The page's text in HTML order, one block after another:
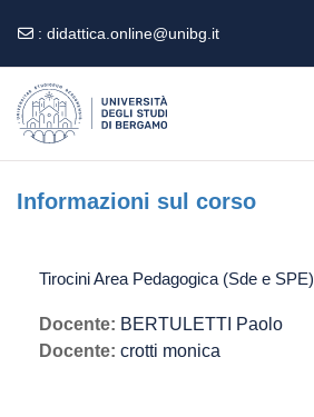
: didattica.online@unibg.it
Informazioni sul corso
Tirocini Area Pedagogica (Sde e SPE)
Docente: BERTULETTI Paolo
Docente: crotti monica